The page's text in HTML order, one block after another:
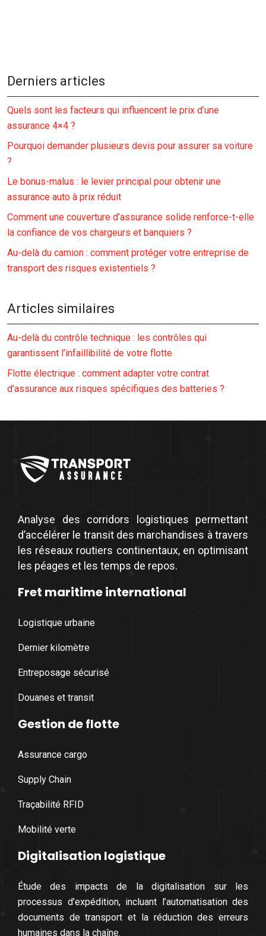
Derniers articles
Quels sont les facteurs qui influencent le prix d’une
assurance 4×4 ?
Pourquoi demander plusieurs devis pour assurer sa voiture
?
Le bonus-malus : le levier principal pour obtenir une
assurance auto à prix réduit
Comment une couverture d’assurance solide renforce-t-elle
la confiance de vos chargeurs et banquiers ?
Au-delà du camion : comment protéger votre entreprise de
transport des risques existentiels ?
Articles similaires
Au-delà du contrôle technique : les contrôles qui
garantissent l’infaillibilité de votre flotte
Flotte électrique : comment adapter votre contrat
d’assurance aux risques spécifiques des batteries ?
Analyse des corridors logistiques permettant
d’accélérer le transit des marchandises à travers
les réseaux routiers continentaux, en optimisant
les péages et les temps de repos.
Fret maritime international
Logistique urbaine
Dernier kilomètre
Entreposage sécurisé
Douanes et transit
Gestion de flotte
Assurance cargo
Supply Chain
Traçabilité RFID
Mobilité verte
Digitalisation logistique
Étude des impacts de la digitalisation sur les
processus d’expédition, incluant l’automatisation des
documents de transport et la réduction des erreurs
humaines dans la chaîne.